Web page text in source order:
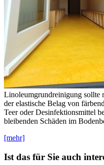
Linoleumgrundreinigung sollte
der elastische Belag von
Teer oder Desinfektionsmittel
bleibenden Schäden im
[mehr]
Ist das für Sie auch